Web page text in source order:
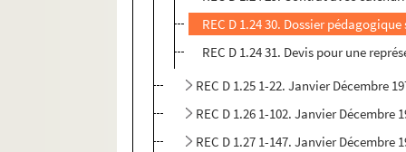
REC D 1.24 30. Dossier
REC D 1.24 31. Devis pour une
REC D 1.25 1-22. Janvier Décembre
REC D 1.26 1-102. Janvier Décembre
REC D 1.27 1-147. Janvier Décembre